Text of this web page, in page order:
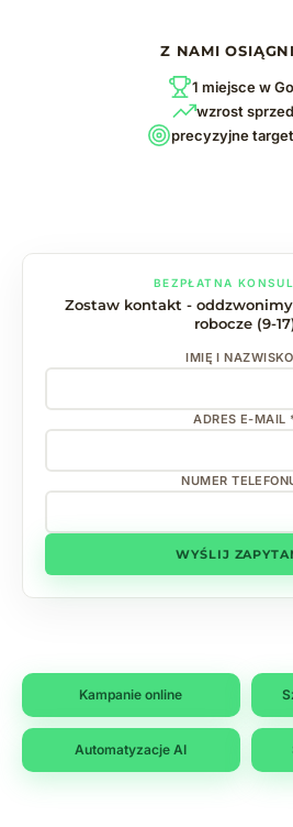
Z NAMI
1 miejsce w
wzrost
precyzyjne
BEZPŁATNA
Zostaw kontakt -
robocze (9-
IMIĘ I
ADRES E-MAIL
NUMER
WYŚLIJ
Kampanie online
Automatyzacje AI